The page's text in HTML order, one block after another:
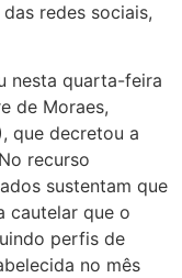
redes sociais,
nesta quarta-feira
de Moraes,
, que decretou a
recurso
sustentam que
cautelar que o
perfis de
no mês